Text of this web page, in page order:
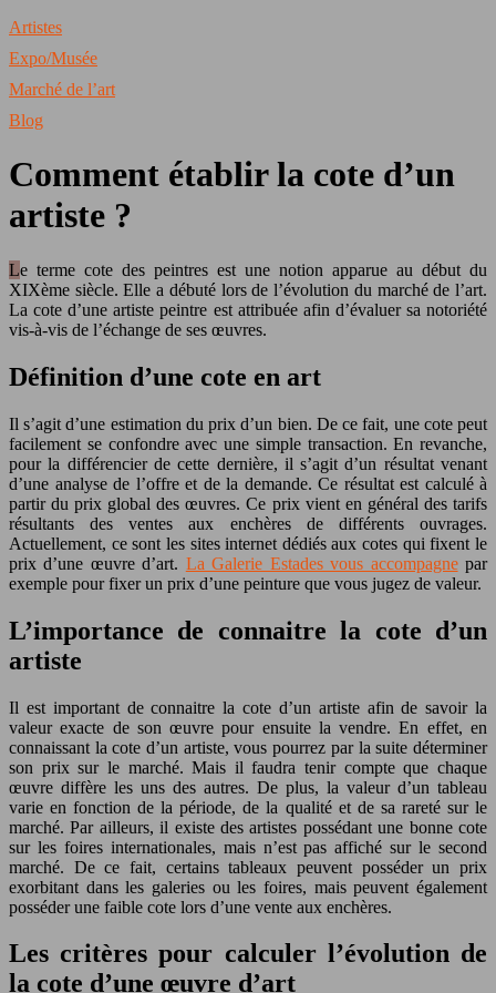
Artistes
Expo/Musée
Marché de l’art
Blog
Comment établir la cote d’un
artiste ?
Le terme cote des peintres est une notion apparue au début du
XIXème siècle. Elle a débuté lors de l’évolution du marché de l’art.
La cote d’une artiste peintre est attribuée afin d’évaluer sa notoriété
vis-à-vis de l’échange de ses œuvres.
Définition d’une cote en art
Il s’agit d’une estimation du prix d’un bien. De ce fait, une cote peut
facilement se confondre avec une simple transaction. En revanche,
pour la différencier de cette dernière, il s’agit d’un résultat venant
d’une analyse de l’offre et de la demande. Ce résultat est calculé à
partir du prix global des œuvres. Ce prix vient en général des tarifs
résultants des ventes aux enchères de différents ouvrages.
Actuellement, ce sont les sites internet dédiés aux cotes qui fixent le
prix d’une œuvre d’art. La Galerie Estades vous accompagnepar
exemple pour fixer un prix d’une peinture que vous jugez de valeur.
L’importance de connaitre la cote d’un
artiste
Il est important de connaitre la cote d’un artiste afin de savoir la
valeur exacte de son œuvre pour ensuite la vendre. En effet, en
connaissant la cote d’un artiste, vous pourrez par la suite déterminer
son prix sur le marché. Mais il faudra tenir compte que chaque
œuvre diffère les uns des autres. De plus, la valeur d’un tableau
varie en fonction de la période, de la qualité et de sa rareté sur le
marché. Par ailleurs, il existe des artistes possédant une bonne cote
sur les foires internationales, mais n’est pas affiché sur le second
marché. De ce fait, certains tableaux peuvent posséder un prix
exorbitant dans les galeries ou les foires, mais peuvent également
posséder une faible cote lors d’une vente aux enchères.
Les critères pour calculer l’évolution de
la cote d’une œuvre d’art